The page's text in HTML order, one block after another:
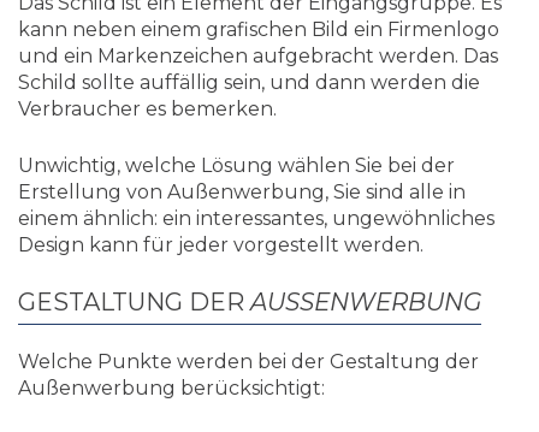
kann neben einem grafischen Bild ein Firmenlogo
und ein Markenzeichen aufgebracht werden. Das
Schild sollte auffällig sein, und dann werden die
Verbraucher es bemerken.
Unwichtig, welche Lösung wählen Sie bei der
Erstellung von Außenwerbung, Sie sind alle in
einem ähnlich: ein interessantes, ungewöhnliches
Design kann für jeder vorgestellt werden.
GESTALTUNG DERAUSSENWERBUNG
Welche Punkte werden bei der Gestaltung der
Außenwerbung berücksichtigt: